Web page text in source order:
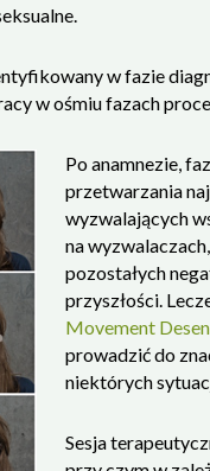
w fazie
w ośmiu fazach
Po anamnezie,
przetwarzania
wyzwalających
na
pozostałych
przyszłości.
Movement
prowadzić do
niektórych
Sesja
3000, aby
i sprawić,